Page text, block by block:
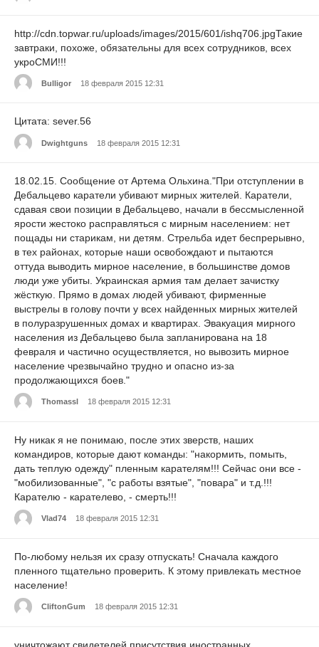
http://cdn.topwar.ru/uploads/images/2015/601/ishq706.jpgТакие
завтраки, похоже, обязательны для всех сотрудников, всех
укроСМИ!!!
Bulligor 18 февраля 2015 12:31
Цитата: sever.56
Dwightguns 18 февраля 2015 12:31
18.02.15. Сообщение от Артема Ольхина."При отступлении в
Дебальцево каратели убивают мирных жителей. Каратели,
сдавая свои позиции в Дебальцево, начали в бессмысленной
ярости жестоко расправляться с мирным населением: нет
пощады ни старикам, ни детям. Стрельба идет беспрерывно,
в тех районах, которые наши освобождают и пытаются
оттуда выводить мирное население, в большинстве домов
люди уже убиты. Украинская армия там делает зачистку
жёсткую. Прямо в домах людей убивают, фирменные
выстрелы в голову почти у всех найденных мирных жителей
в полуразрушенных домах и квартирах. Эвакуация мирного
населения из Дебальцево была запланирована на 18
февраля и частично осуществляется, но вывозить мирное
население чрезвычайно трудно и опасно из-за
продолжающихся боев."
Thomassl 18 февраля 2015 12:31
Ну никак я не понимаю, после этих зверств, наших
командиров, которые дают команды: "накормить, помыть,
дать теплую одежду" пленным карателям!!! Сейчас они все -
"мобилизованные", "с работы взятые", "повара" и т.д.!!!
Карателю - карателево, - смерть!!!
Vlad74 18 февраля 2015 12:31
По-любому нельзя их сразу отпускать! Сначала каждого
пленного тщательно проверить. К этому привлекать местное
население!
CliftonGum 18 февраля 2015 12:31
уничтожают свидетелей присутствия иностранных